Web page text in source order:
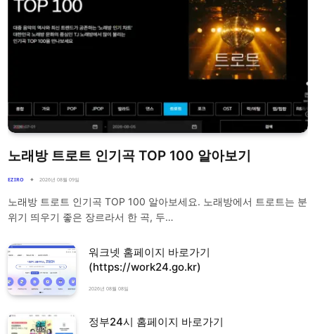
노래방 트로트 인기곡 TOP 100 알아보기
EZIRO 2026년 08월 09일
노래방 트로트 인기곡 TOP 100 알아보세요. 노래방에서 트로트는 분
위기 띄우기 좋은 장르라서 한 곡, 두…
워크넷 홈페이지 바로가기
(https://work24.go.kr)
2026년 08월 08일
정부24시 홈페이지 바로가기